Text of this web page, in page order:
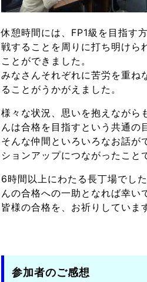
休憩時間には、FP1級を目指す
戦することを周りに打ち明けら
ことができました。
みなさんそれぞれに苦労を重ね
ることがうかがえました。
様々な状況、思いを抱えながら
んは合格を目指すという共通の
そんな仲間といろいろなお話が
ションアップにつながったこと
6時間以上にわたる長丁場でし
んの合格への一助となれば幸い
皆様の合格を、お祈りしていま
参加者のご感想